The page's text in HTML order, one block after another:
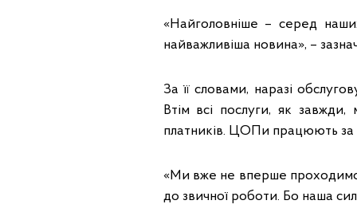
«Найголовніше – серед
найважливіша новина», –
За її словами, наразі
Втім всі послуги, як
платників. ЦОПи працюють за
«Ми вже не вперше
до звичної роботи. Бо наша